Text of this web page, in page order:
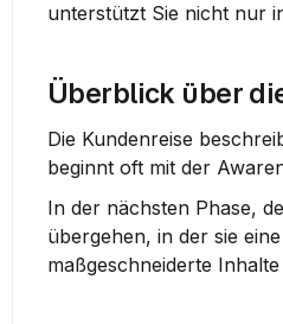
unterstützt Sie nicht nur
Überblick über
Die Kundenreise
beginnt oft mit der
In der nächsten Phase,
übergehen, in der sie
maßgeschneiderte